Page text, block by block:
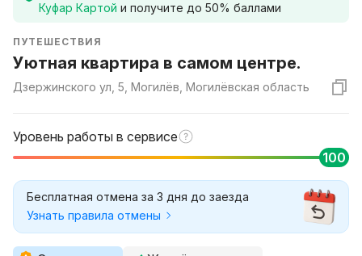
Куфар Картой и получите до 50% баллами
ПУТЕШЕСТВИЯ
Уютная квартира в самом центре.
Дзержинского ул, 5, Могилёв, Могилёвская область
Уровень работы в сервисе
100
Бесплатная отмена за 3 дня до заезда
Узнать правила отмены